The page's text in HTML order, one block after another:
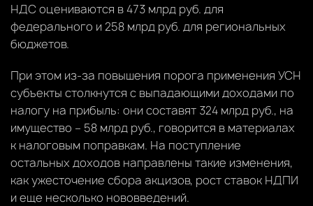
НДС оцениваются в 473 млрд руб. для
федерального и 258 млрд руб. для региональных
бюджетов.
При этом из-за повышения порога применения УСН
субъекты столкнутся с выпадающими доходами по
налогу на прибыль: они составят 324 млрд руб., на
имущество – 58 млрд руб., говорится в материалах
к налоговым поправкам. На поступление
остальных доходов направлены такие изменения,
как ужесточение сбора акцизов, рост ставок НДПИ
и еще несколько нововведений.